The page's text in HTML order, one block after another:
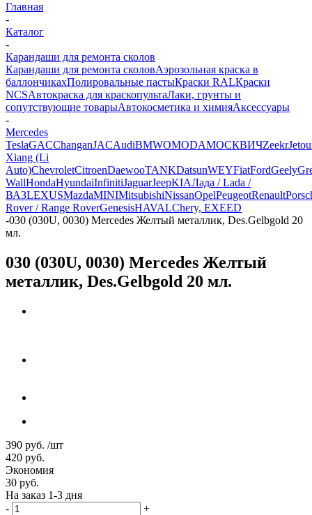
Главная
-
Каталог
-
Карандаши для ремонта сколов
Карандаши для ремонта сколовАэрозольная краска в
баллончикахПолировальные пастыКраски RALКраски
NCSАвтокраска для краскопультаЛаки, грунты и
сопутствующие товарыАвтокосметика и химияАксессуары
-
Mercedes
TeslaGACChanganJACAudiBMWOMODAМОСКВИЧZeekr
Xiang (Li
Auto)ChevroletCitroenDaewooTANKDatsunWEYFiatFordGeely
WallHondaHyundaiInfinitiJaguarJeepKIAЛада / Lada /
ВАЗLEXUSMazdaMINIMitsubishiNissanOpelPeugeotRenault
Rover / Range RoverGenesisHAVALChery, EXEED
-030 (030U, 0030) Mercedes Желтый металлик, Des.Gelbgold 20
мл.
030 (030U, 0030) Mercedes Желтый
металлик, Des.Gelbgold 20 мл.
390 руб. /шт
420 руб.
Экономия
30 руб.
На заказ 1-3 дня
-
+